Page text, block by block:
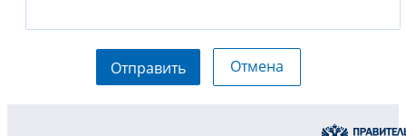
Отправить Отмена